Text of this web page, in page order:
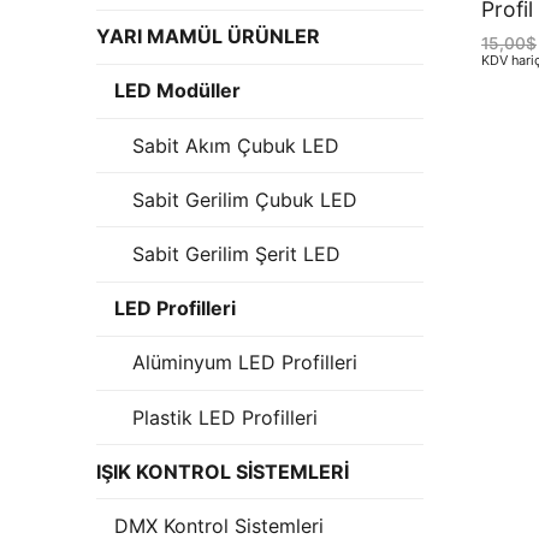
LEDLineProfil
15,00$
KDV
YARI MAMÜL ÜRÜNLER
LED Modüller
Sabit Akım Çubuk LED
Sabit Gerilim Çubuk LED
Sabit Gerilim Şerit LED
LED Profilleri
Alüminyum LED Profilleri
Plastik LED Profilleri
IŞIK KONTROL SİSTEMLERİ
DMX Kontrol Sistemleri